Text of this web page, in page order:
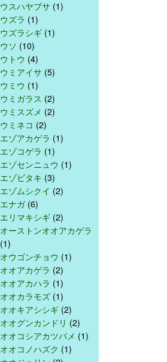
ウスハヤブサ (1)
ウズラ (1)
ウズラシギ (1)
ウソ (10)
ウトウ (4)
ウミアイサ (5)
ウミウ (1)
ウミガラス (2)
ウミスズメ (2)
ウミネコ (2)
エゾアカゲラ (1)
エゾコゲラ (1)
エゾセンニュウ (1)
エゾビタキ (3)
エゾムシクイ (2)
エナガ(6)
エリマキシギ (2)
オーストンオオアカゲラ
(1)
オウゴンチョウ (1)
オオアカゲラ (2)
オオアカハラ (1)
オオカラモズ (1)
オオキアシシギ (2)
オオグンカンドリ (2)
オオコシアカツバメ (1)
オオコノハズク (1)